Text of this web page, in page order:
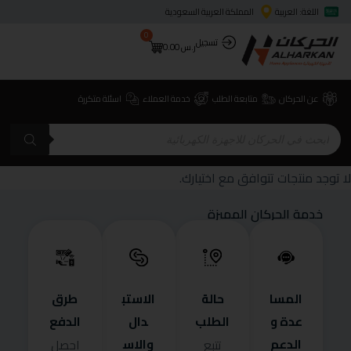
اللغة: العربية
المملكة العربية السعودية
تسجيلر.س0.00
0
عن الحركان متابعة الطلب خدمة العملاء اسئلة متكررة
لا توجد منتجات تتوافق مع اختيارك.
خدمة الحركان المميزة
المسا
عدة و
الدعم
حالة
الطلب
تتبع
الاستب
دال
والاس
طرق
الدفع
احصل